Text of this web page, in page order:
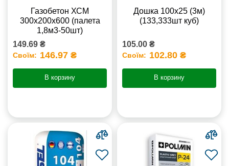
Газобетон ХСМ
300x200x600 (палета
1,8м3-50шт)
149.69 ₴
Своїм: 146.97 ₴
В корзину
Дошка 100х25 (3м)
(133,333шт куб)
105.00 ₴
Своїм: 102.80 ₴
В корзину